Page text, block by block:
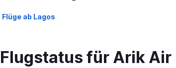
Flüge ab Lagos
Flugstatus für Arik Air